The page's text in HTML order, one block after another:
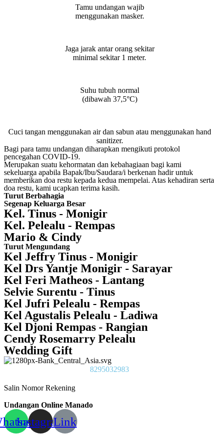
Tamu undangan wajib
menggunakan masker.
Jaga jarak antar orang sekitar
minimal sekitar 1 meter.
Suhu tubuh normal
(dibawah 37,5°C)
Cuci tangan menggunakan air dan sabun atau menggunakan hand
sanitizer.
Bagi para tamu undangan diharapkan mengikuti protokol
pencegahan COVID-19.
Merupakan suatu kehormatan dan kebahagiaan bagi kami
sekeluarga apabila Bapak/Ibu/Saudara/i berkenan hadir untuk
memberikan doa restu kepada kedua mempelai. Atas kehadiran serta
doa restu, kami ucapkan terima kasih.
Turut Berbahagia
Segenap Keluarga Besar
Kel. Tinus - Monigir
Kel. Pelealu - Rempas
Mario & Cindy
Turut Mengundang
Kel Jeffry Tinus - Monigir
Kel Drs Yantje Monigir - Sarayar
Kel Feri Matheos - Lantang
Selvie Surentu - Tinus
Kel Jufri Pelealu - Rempas
Kel Agustalis Pelealu - Ladiwa
Kel Djoni Rempas - Rangian
Cendy Rosemarry Pelealu
Wedding Gift
8295032983
Salin Nomor Rekening
Undangan Online Manado
InstagramLink